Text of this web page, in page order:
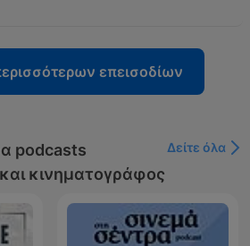
επεισοδίων
podcasts
κινηματογράφος
Δείτε όλα